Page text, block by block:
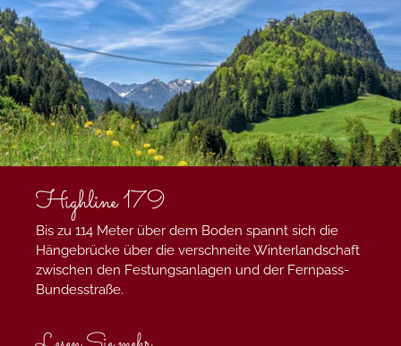
Highline 179
Bis zu 114 Meter über dem Boden spannt sich die
Hängebrücke über die verschneite Winterlandschaft
zwischen den Festungsanlagen und der Fernpass-
Bundesstraße.